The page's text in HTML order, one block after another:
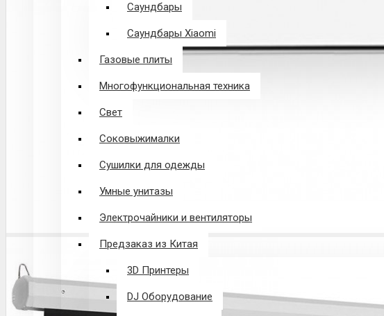
Саундбары
Саундбары Xiaomi
Газовые плиты
Многофункциональная техника
Свет
Соковыжималки
Сушилки для одежды
Умные унитазы
Электрочайники и вентиляторы
Предзаказ из Китая
3D Принтеры
DJ Оборудование